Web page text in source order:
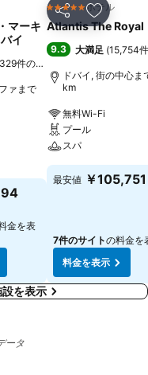
入りに追加
マーキ
イ
件の評価
ァまで
金を表
シェア お気に入
5 ホテルのランク
ホテル
Atlantis The Royal
9.3 大満足 (15,754
ドバイ, 街の中心ま
km
無料Wi-Fi
プール
スパ
最安値 ￥105,751
7件のサイトの料金を
料金を表示
設を表示
ータ